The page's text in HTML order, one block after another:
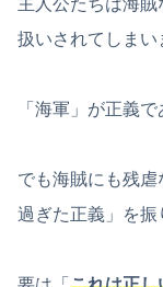
扱いされてしまい
「海軍」が正義
でも海賊にも残
過ぎた正義」を振